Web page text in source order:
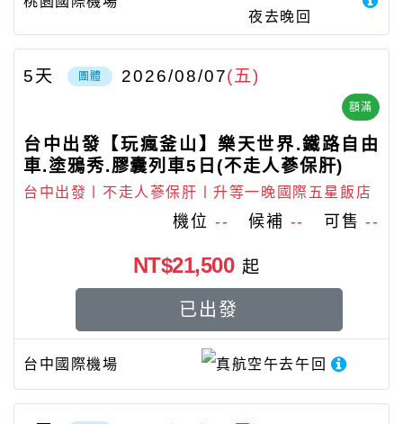
夜去晚回
額滿
團體 2026/08/07(五)
5天
台中出發【玩瘋釜山】樂天世界.鐵路自由
車.塗鴉秀.膠囊列車5日(不走人蔘保肝)
機位 -- 候補 -- 可售--
台中出發〡不走人蔘保肝〡升等一晚國際五星飯店
台中國際機場 真航空午去午回
NT$21,500 起
已出發